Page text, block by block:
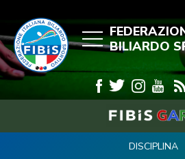
BILIARDO
DISCIPLINA